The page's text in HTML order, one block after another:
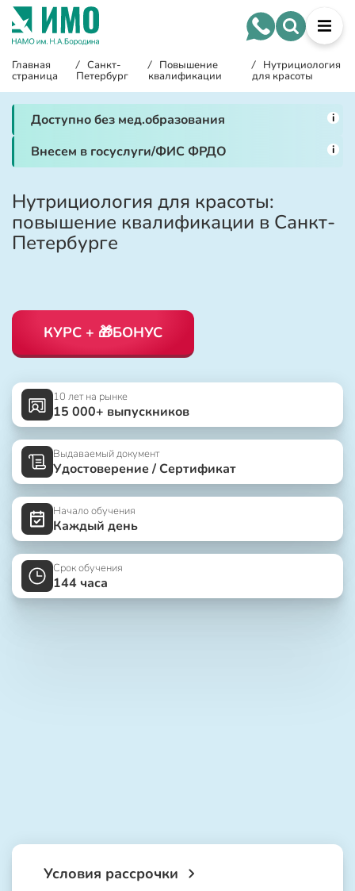
Главная
страница
/ Санкт-
Петербург
/ Повышение
квалификации
/ Нутрициология
для красоты
Доступно без мед.образования i
Внесем в госуслуги/ФИС ФРДО i
Нутрициология для красоты:
повышение квалификации в Санкт-
Петербурге
КУРС + 🎁БОНУС
10 лет на рынке
15 000+ выпускников
Выдаваемый документ
Удостоверение / Сертификат
Начало обучения
Каждый день
Срок обучения
144 часа
Условия рассрочки